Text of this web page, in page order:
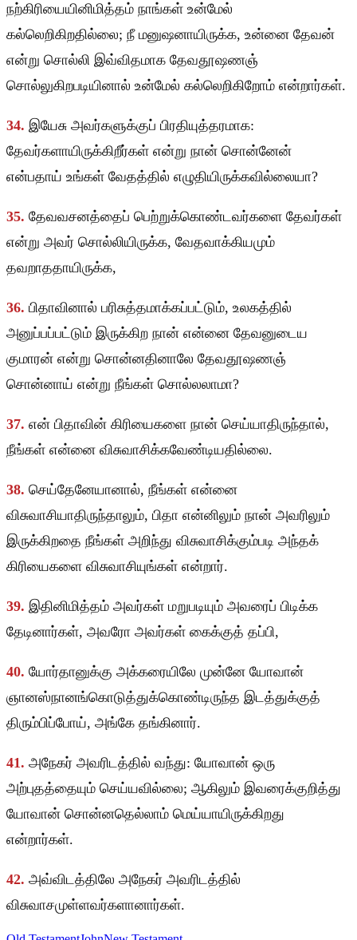
நற்கிரியையினிமித்தம் நாங்கள் உன்மேல்
கல்லெறிகிறதில்லை; நீ மனுஷனாயிருக்க, உன்னை தேவன்
என்று சொல்லி இவ்விதமாக தேவதூஷணஞ்
சொல்லுகிறபடியினால் உன்மேல் கல்லெறிகிறோம் என்றார்கள்.
34. இயேசு அவர்களுக்குப் பிரதியுத்தரமாக:
தேவர்களாயிருக்கிறீர்கள் என்று நான் சொன்னேன்
என்பதாய் உங்கள் வேதத்தில் எழுதியிருக்கவில்லையா?
35. தேவவசனத்தைப் பெற்றுக்கொண்டவர்களை தேவர்கள்
என்று அவர் சொல்லியிருக்க, வேதவாக்கியமும்
தவறாததாயிருக்க,
36. பிதாவினால் பரிசுத்தமாக்கப்பட்டும், உலகத்தில்
அனுப்பப்பட்டும் இருக்கிற நான் என்னை தேவனுடைய
குமாரன் என்று சொன்னதினாலே தேவதூஷணஞ்
சொன்னாய் என்று நீங்கள் சொல்லலாமா?
37. என் பிதாவின் கிரியைகளை நான் செய்யாதிருந்தால்,
நீங்கள் என்னை விசுவாசிக்கவேண்டியதில்லை.
38. செய்தேனேயானால், நீங்கள் என்னை
விசுவாசியாதிருந்தாலும், பிதா என்னிலும் நான் அவரிலும்
இருக்கிறதை நீங்கள் அறிந்து விசுவாசிக்கும்படி அந்தக்
கிரியைகளை விசுவாசியுங்கள் என்றார்.
39. இதினிமித்தம் அவர்கள் மறுபடியும் அவரைப் பிடிக்க
தேடினார்கள், அவரோ அவர்கள் கைக்குத் தப்பி,
40. யோர்தானுக்கு அக்கரையிலே முன்னே யோவான்
ஞானஸ்நானங்கொடுத்துக்கொண்டிருந்த இடத்துக்குத்
திரும்பிப்போய், அங்கே தங்கினார்.
41. அநேகர் அவரிடத்தில் வந்து: யோவான் ஒரு
அற்புதத்தையும் செய்யவில்லை; ஆகிலும் இவரைக்குறித்து
யோவான் சொன்னதெல்லாம் மெய்யாயிருக்கிறது
என்றார்கள்.
42. அவ்விடத்திலே அநேகர் அவரிடத்தில்
விசுவாசமுள்ளவர்களானார்கள்.